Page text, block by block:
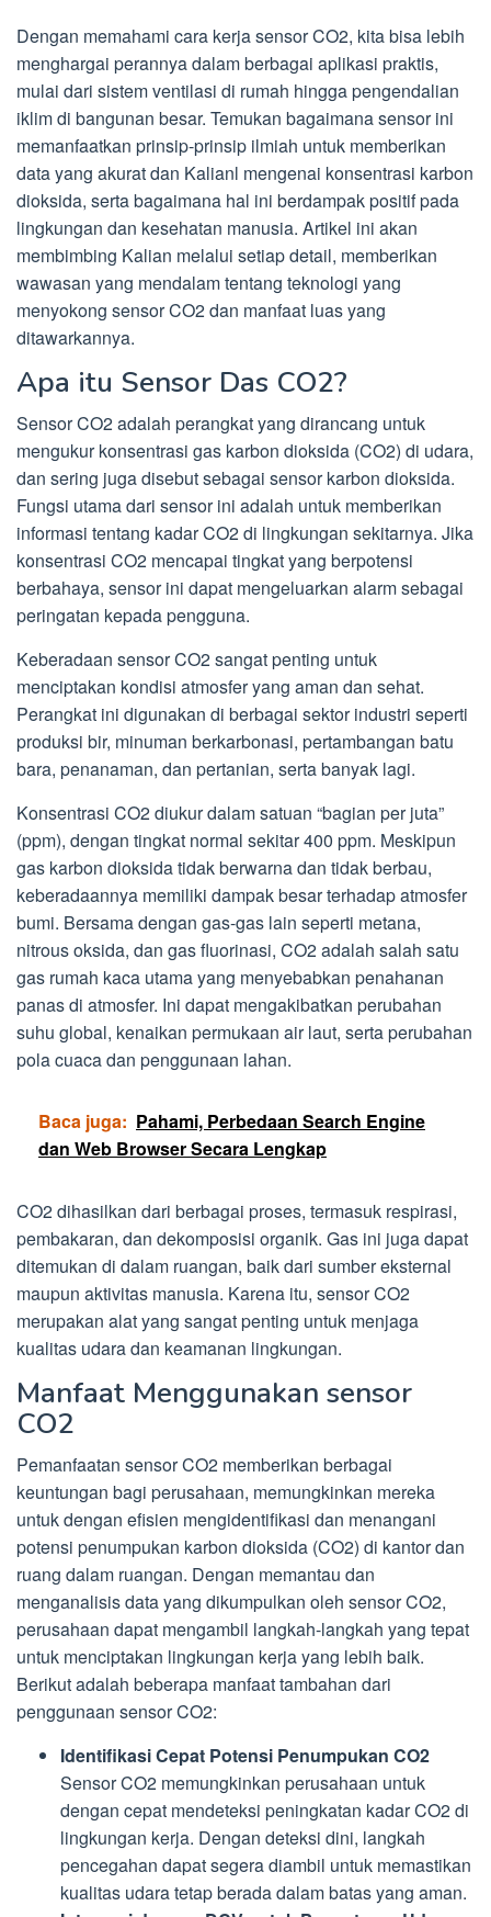
Dengan memahami cara kerja sensor CO2, kita bisa lebih
menghargai perannya dalam berbagai aplikasi praktis,
mulai dari sistem ventilasi di rumah hingga pengendalian
iklim di bangunan besar. Temukan bagaimana sensor ini
memanfaatkan prinsip-prinsip ilmiah untuk memberikan
data yang akurat dan Kalianl mengenai konsentrasi karbon
dioksida, serta bagaimana hal ini berdampak positif pada
lingkungan dan kesehatan manusia. Artikel ini akan
membimbing Kalian melalui setiap detail, memberikan
wawasan yang mendalam tentang teknologi yang
menyokong sensor CO2 dan manfaat luas yang
ditawarkannya.
Apa itu Sensor Das CO2?
Sensor CO2 adalah perangkat yang dirancang untuk
mengukur konsentrasi gas karbon dioksida (CO2) di udara,
dan sering juga disebut sebagai sensor karbon dioksida.
Fungsi utama dari sensor ini adalah untuk memberikan
informasi tentang kadar CO2 di lingkungan sekitarnya. Jika
konsentrasi CO2 mencapai tingkat yang berpotensi
berbahaya, sensor ini dapat mengeluarkan alarm sebagai
peringatan kepada pengguna.
Keberadaan sensor CO2 sangat penting untuk
menciptakan kondisi atmosfer yang aman dan sehat.
Perangkat ini digunakan di berbagai sektor industri seperti
produksi bir, minuman berkarbonasi, pertambangan batu
bara, penanaman, dan pertanian, serta banyak lagi.
Konsentrasi CO2 diukur dalam satuan “bagian per juta”
(ppm), dengan tingkat normal sekitar 400 ppm. Meskipun
gas karbon dioksida tidak berwarna dan tidak berbau,
keberadaannya memiliki dampak besar terhadap atmosfer
bumi. Bersama dengan gas-gas lain seperti metana,
nitrous oksida, dan gas fluorinasi, CO2 adalah salah satu
gas rumah kaca utama yang menyebabkan penahanan
panas di atmosfer. Ini dapat mengakibatkan perubahan
suhu global, kenaikan permukaan air laut, serta perubahan
pola cuaca dan penggunaan lahan.
Baca juga: Pahami, Perbedaan Search Engine
dan Web Browser Secara Lengkap
CO2 dihasilkan dari berbagai proses, termasuk respirasi,
pembakaran, dan dekomposisi organik. Gas ini juga dapat
ditemukan di dalam ruangan, baik dari sumber eksternal
maupun aktivitas manusia. Karena itu, sensor CO2
merupakan alat yang sangat penting untuk menjaga
kualitas udara dan keamanan lingkungan.
Manfaat Menggunakan sensor
CO2
Pemanfaatan sensor CO2 memberikan berbagai
keuntungan bagi perusahaan, memungkinkan mereka
untuk dengan efisien mengidentifikasi dan menangani
potensi penumpukan karbon dioksida (CO2) di kantor dan
ruang dalam ruangan. Dengan memantau dan
menganalisis data yang dikumpulkan oleh sensor CO2,
perusahaan dapat mengambil langkah-langkah yang tepat
untuk menciptakan lingkungan kerja yang lebih baik.
Berikut adalah beberapa manfaat tambahan dari
penggunaan sensor CO2:
Identifikasi Cepat Potensi Penumpukan CO2
Sensor CO2 memungkinkan perusahaan untuk
dengan cepat mendeteksi peningkatan kadar CO2 di
lingkungan kerja. Dengan deteksi dini, langkah
pencegahan dapat segera diambil untuk memastikan
kualitas udara tetap berada dalam batas yang aman.